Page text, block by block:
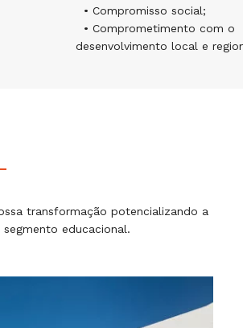
• Compromisso social;
• Comprometimento com o
desenvolvimento local e
transformação potencializando a
educacional.